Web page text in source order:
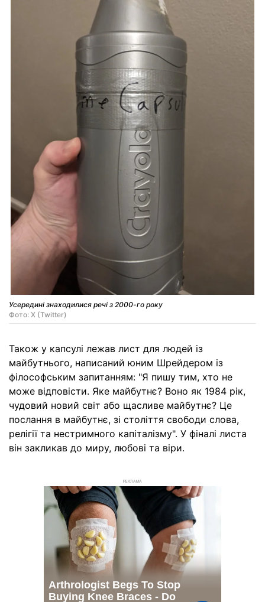
Усередині знаходилися речі з 2000-го року
Фото: X (Twitter)
Також у капсулі лежав лист для людей із
майбутнього, написаний юним Шрейдером із
філософським запитанням: "Я пишу тим, хто не
може відповісти. Яке майбутнє? Воно як 1984 рік,
чудовий новий світ або щасливе майбутнє? Це
послання в майбутнє, зі століття свободи слова,
релігії та нестримного капіталізму". У фіналі листа
він закликав до миру, любові та віри.
РЕКЛАМА